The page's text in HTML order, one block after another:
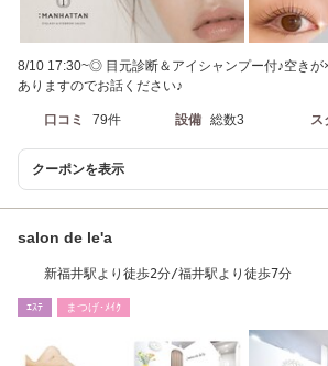
8/10 17:30~◎ 目元診断＆アイシャンプー付♪空きが
ありますのでお話ください♪
口コミ 79件 設備 総数3 ス
クーポンを表示
salon de le'a
新福井駅より徒歩2分/福井駅より徒歩7分
ｴｽﾃ まつげ･ﾒｲｸ